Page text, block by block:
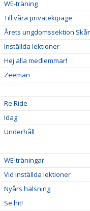
WE-träning
Till våra privatekipage
Årets ungdomssektion
Inställda lektioner
Hej alla medlemmar!
Zeeman
Re:Ride
Idag
Underhåll
WE-träningar
Vid inställda lektioner
Nyårs hälsning
Se hit!